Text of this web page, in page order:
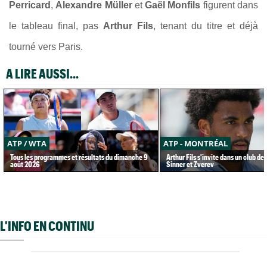
Perricard , Alexandre MülleretGaël Monfils figurent dans
le tableau final, pas Arthur Fils, tenant du titre et déjà
tourné vers Paris.
A LIRE AUSSI...
ATP / WTA
Tous les programmes et résultats du dimanche 9
août 2026
ATP - MONTRÉAL
Arthur Fils s'invite dans un club de
Sinner et Zverev
L'INFO EN CONTINU